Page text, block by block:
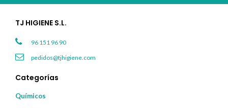
TJ HIGIENE S.L.
96 151 96 90
pedidos@tjhigiene.com
Categorías
Químicos